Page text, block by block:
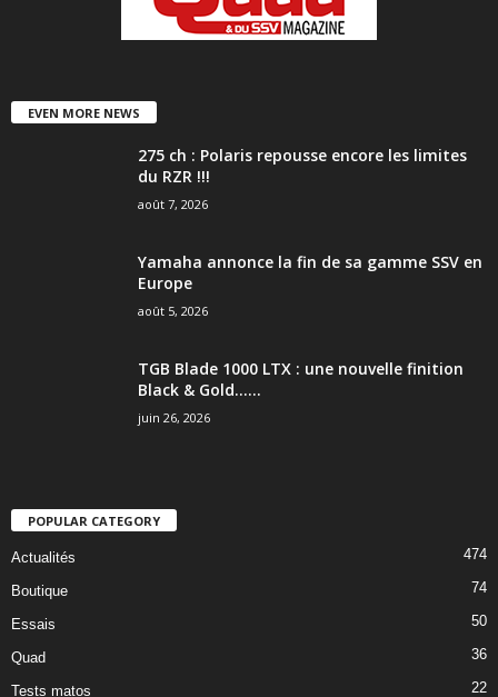
EVEN MORE NEWS
275 ch : Polaris repousse encore les limites
du RZR !!!
août 7, 2026
Yamaha annonce la fin de sa gamme SSV en
Europe
août 5, 2026
TGB Blade 1000 LTX : une nouvelle finition
Black & Gold…...
juin 26, 2026
POPULAR CATEGORY
Actualités 474
Boutique 74
Essais 50
Quad 36
Tests matos 22